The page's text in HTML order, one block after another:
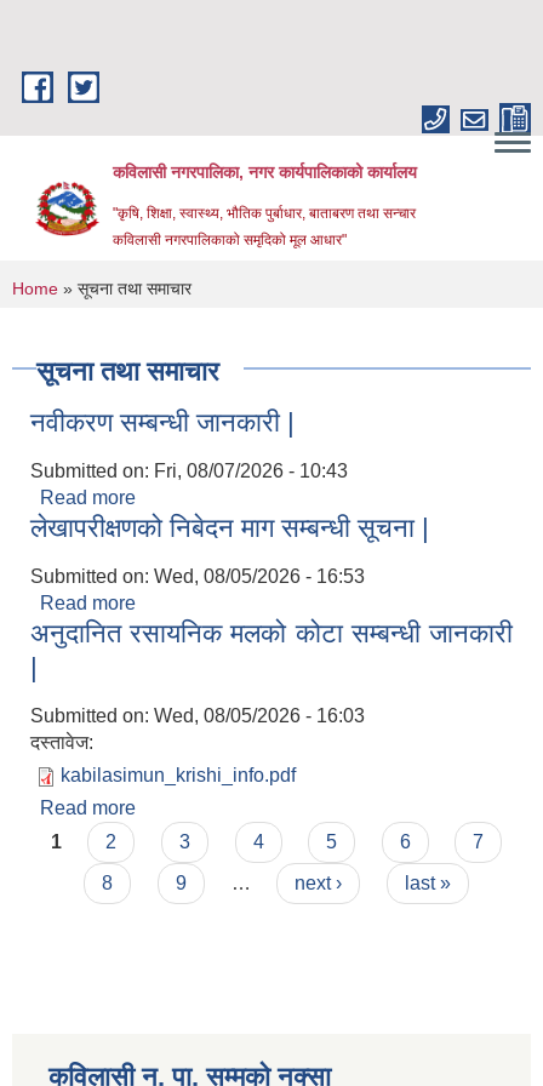
कविलासी नगरपालिका, नगर कार्यपालिकाको कार्यालय
"कृषि, शिक्षा, स्वास्थ्य, भौतिक पुर्बाधार, बाताबरण तथा सन्चार
कविलासी नगरपालिकाको समृदिको मूल आधार"
You are here
Home » सूचना तथा समाचार
सूचना तथा समाचार
नवीकरण सम्बन्धी जानकारी |
Submitted on: Fri, 08/07/2026 - 10:43
Read more
लेखापरीक्षणको निबेदन माग सम्बन्धी सूचना |
Submitted on: Wed, 08/05/2026 - 16:53
Read more
अनुदानित रसायनिक मलको कोटा सम्बन्धी जानकारी
Submitted on: Wed, 08/05/2026 - 16:03
दस्तावेज:
kabilasimun_krishi_info.pdf
Read more
Pages
1 2 3 4 5 6
7
8
9 … next › last »
कविलासी न. पा. सम्मकाे नक्सा